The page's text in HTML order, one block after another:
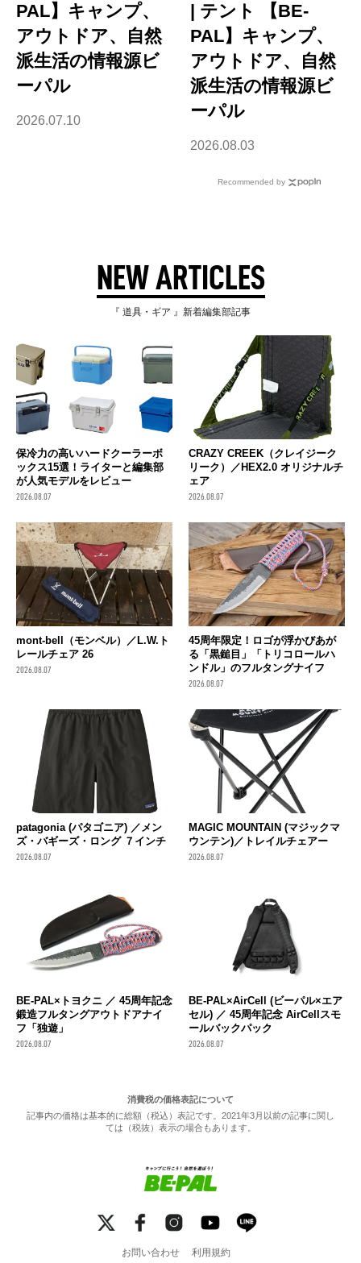
PAL】キャンプ、
アウトドア、自然
派生活の情報源ビ
ーパル
2026.07.10
| テント 【BE-
PAL】キャンプ、
アウトドア、自然
派生活の情報源ビ
ーパル
2026.08.03
Recommended by
NEW ARTICLES
『 道具・ギア 』新着編集部記事
保冷力の高いハードクーラーボ
ックス15選！ライターと編集部
が人気モデルをレビュー
2026.08.07
CRAZY CREEK（クレイジーク
リーク）／HEX2.0 オリジナルチ
ェア
2026.08.07
mont-bell（モンベル）／L.W.ト
レールチェア 26
2026.08.07
45周年限定！ロゴが浮かびあが
る「黒鎚目」「トリコロールハ
ンドル」のフルタングナイフ
2026.08.07
patagonia (パタゴニア) ／メン
ズ・バギーズ・ロング ７インチ
2026.08.07
MAGIC MOUNTAIN (マジックマ
ウンテン)／トレイルチェアー
2026.08.07
BE-PAL×トヨクニ ／ 45周年記念
鍛造フルタングアウトドアナイ
フ「独遊」
2026.08.07
BE-PAL×AirCell (ビーパル×エア
セル) ／ 45周年記念 AirCellスモ
ールバックパック
2026.08.07
消費税の価格表記について
記事内の価格は基本的に総額（税込）表記です。2021年3月以前の記事に関し
ては（税抜）表示の場合もあります。
お問い合わせ 利用規約